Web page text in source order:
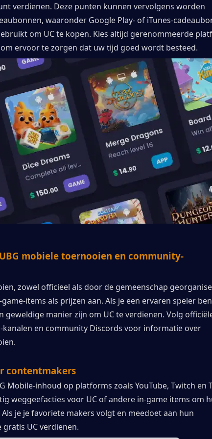
verdienen. Deze punten kunnen vervolgens worden
waaronder Google Play- of iTunes-
om UC te kopen. Kies altijd gerenommeerde
ervoor te zorgen dat uw tijd goed wordt besteed.
mobiele toernooien en community-
zowel officieel als door de gemeenschap
items als prijzen aan. Als je een ervaren speler
geweldige manier zijn om UC te verdienen. Volg
kanalen en community Discords voor informatie over
contentmakers
Mobile-inhoud op platforms zoals YouTube, Twitch en
weggeefacties voor UC of andere in-game items om
je je favoriete makers volgt en meedoet aan hun
UC verdienen.